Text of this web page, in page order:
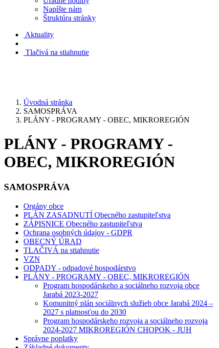
Napíšte nám
Štruktúra stránky
Aktuality
Tlačivá na stiahnutie
Úvodná stránka
SAMOSPRÁVA
PLÁNY - PROGRAMY - OBEC, MIKROREGIÓN
PLÁNY - PROGRAMY -
OBEC, MIKROREGIÓN
SAMOSPRÁVA
Orgány obce
PLÁN ZASADNUTÍ Obecného zastupiteľstva
ZÁPISNICE Obecného zastupiteľstva
Ochrana osobných údajov - GDPR
OBECNÝ ÚRAD
TLAČIVÁ na stiahnutie
VZN
ODPADY - odpadové hospodárstvo
PLÁNY - PROGRAMY - OBEC, MIKROREGIÓN
Program hospodárskeho a sociálneho rozvoja obce
Jarabá 2023-2027
Komunitný plán sociálnych služieb obce Jarabá 2024 –
2027 s platnosťou do 2030
Program hospodárskeho rozvoja a sociálneho rozvoja
2024-2027 MIKROREGIÓN CHOPOK - JUH
Správne poplatky